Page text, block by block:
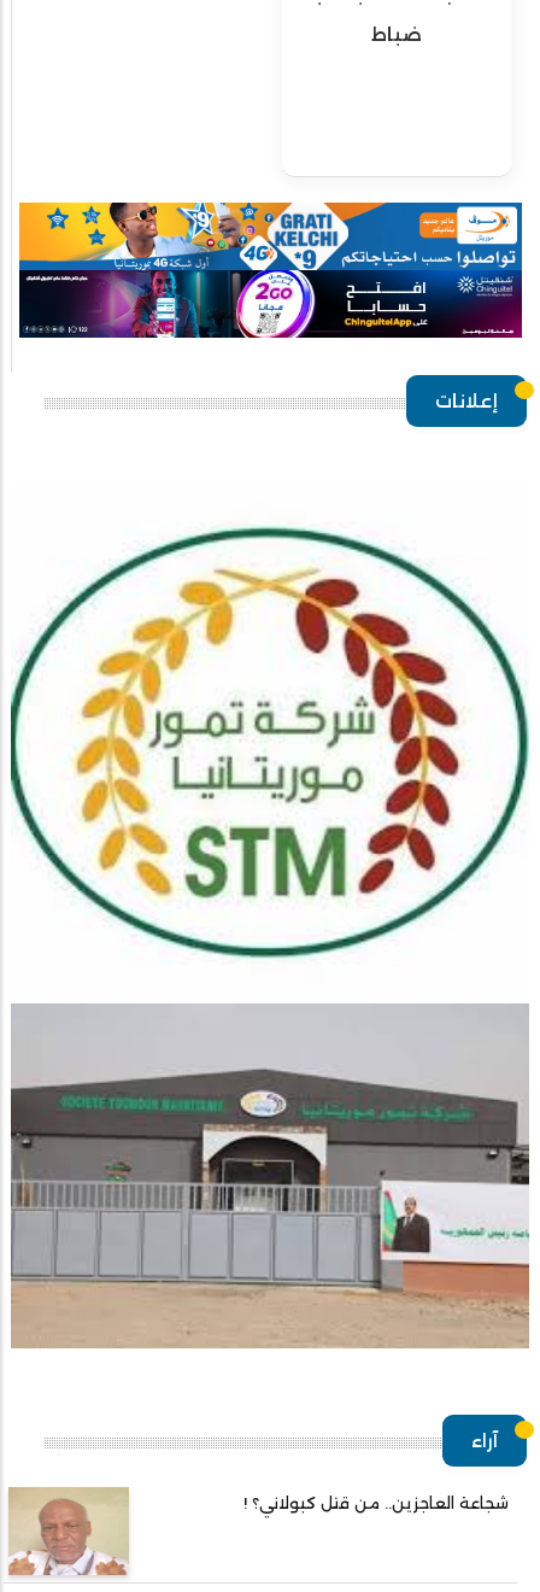
ضباط
إعلانات
آراء
شجاعة العاجزين.. من قتل كبولاني؟ !